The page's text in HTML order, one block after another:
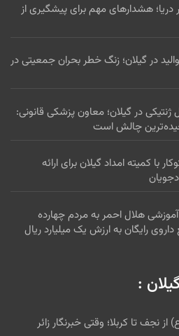
دریا؛ هشدارهای مهم برای پیشگیری از
در گیلان؛ زنگ خطر بحران جمعیتی در
پروفایل ژنتیکی در گیلان؛ معاون پزشکی قانونی:
چالش است
نیکوکار با کمیته امداد گیلان برای ارائه
آموزشی هلال احمر به مردم چهارده
داروی رایگان به ارزش یک میلیارد ریال
:
نجف تا کربلا؛ وقتی خبرنگار زائر